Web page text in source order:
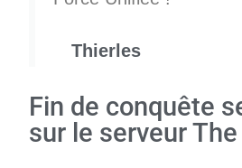
Thierles
Fin de conquête
sur le serveur